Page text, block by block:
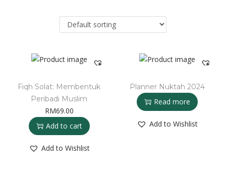
Fiqh Solat: Membentuk
Peribadi Muslim
RM69.00
Add to cart
Add to Wishlist
Planner Nuktah 2024
Read more
Add to Wishlist